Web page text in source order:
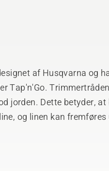
af Husqvarna og
fremføres
jorden. Dette betyder, at
og linen kan fremføres